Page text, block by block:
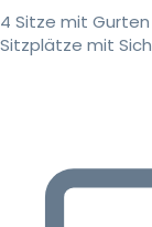
4 Sitze mit Gurten
Sitzplätze mit